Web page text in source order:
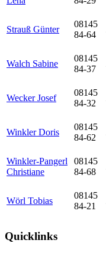
Strauß Günter
08145
84-64
Walch Sabine
08145
84-37
Wecker Josef
08145
84-32
Winkler Doris
08145
84-62
Winkler-Pangerl
Christiane
08145
84-68
Wörl Tobias
08145
84-21
Quicklinks